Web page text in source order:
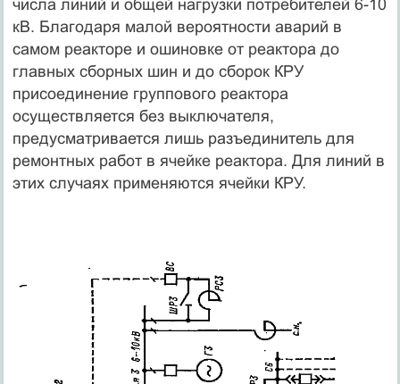
числа линий и общей нагрузки потребителей 6-10
кВ. Благодаря малой вероятности аварий в
самом реакторе и ошиновке от реактора до
главных сборных шин и до сборок КРУ
присоединение группо­вого реактора
осуществляется без выключателя,
предусматривается лишь разъединитель для
ремонтных работ в ячейке реактора. Для линий в
этих случаях применяются ячейки КРУ.